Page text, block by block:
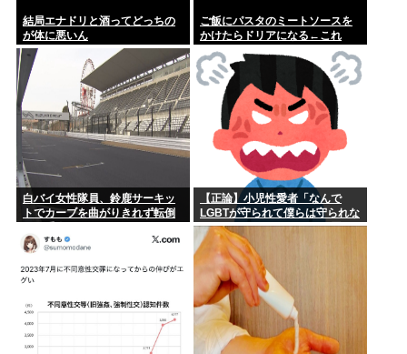
結局エナドリと酒ってどっちの
が体に悪いん
ご飯にパスタのミートソースを
かけたらドリアになる←これ
白バイ女性隊員、鈴鹿サーキッ
トでカーブを曲がりきれず転倒
【正論】小児性愛者「なんで
LGBTが守られて僕らは守られな
いんだああああ」←いや犯罪だ
からやん